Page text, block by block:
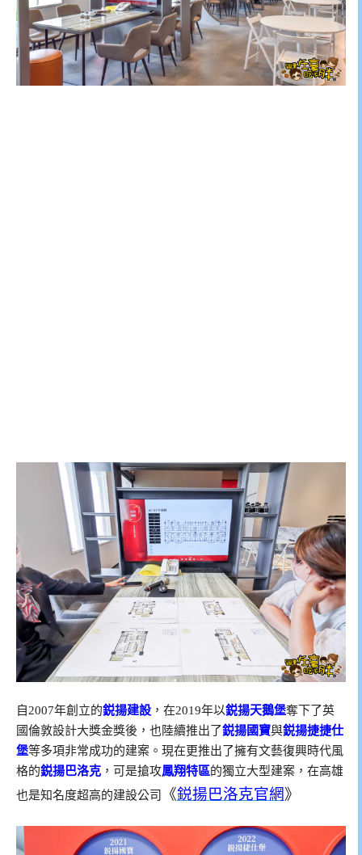
自2007年創立的鋭揚建設 ，在2019年以鋭揚天鵝堡奪下了英
國倫敦設計大獎金獎後，也陸續推出了鋭揚國寶與鋭揚捷捷仕
堡等多項非常成功的建案。現在更推出了擁有文藝復興時代風
格的鋭揚巴洛克 ，可是搶攻鳳翔特區的獨立大型建案，在高雄
也是知名度超高的建設公司
《鋭揚巴洛克官網》